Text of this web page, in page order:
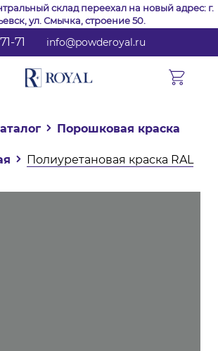
склад переехал на новый адрес: г.
ул. Смычка, строение 50.
71 info@powderoyal.ru
Порошковая краска
Полиуретановая краска RAL